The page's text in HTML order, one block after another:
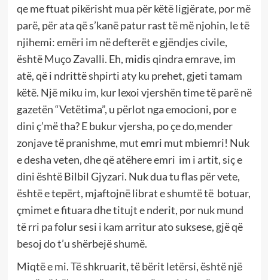
qe me ftuat pikërisht mua për këtë ligjërate, por më
parë, për ata që s’kanë patur rast të më njohin, le të
njihemi: emëri im në defterët e gjëndjes civile,
është Muço Zavalli. Eh, midis qindra emrave, im
atë, që i ndrittë shpirti aty ku prehet, gjeti tamam
këtë. Një miku im, kur lexoi vjershën time të parë në
gazetën “Vetëtima”, u përlot nga emocioni, por e
dini ç’më tha? E bukur vjersha, po çe do,mender
zonjave të pranishme, mut emri mut mbiemri! Nuk
e desha veten, dhe që atëhere emri im i artit, siç e
dini është Bilbil Gjyzari. Nuk dua tu flas për vete,
është e tepërt, mjaftojnë librat e shumtë të botuar,
çmimet e fituara dhe titujt e nderit, por nuk mund
të rri pa folur sesi i kam arritur ato suksese, gjë që
besoj do t’u shërbejë shumë.
Miqtë e mi. Të shkruarit, të bërit letërsi, është një